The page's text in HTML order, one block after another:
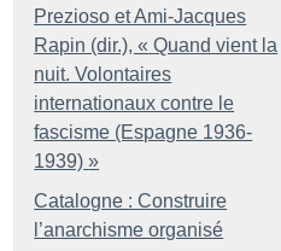
Prezioso et Ami-Jacques
Rapin (dir.), « Quand vient la
nuit. Volontaires
internationaux contre le
fascisme (Espagne 1936-
1939) »
Catalogne : Construire
l’anarchisme organisé